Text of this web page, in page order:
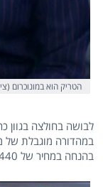
הטריק הוא במונוכרום
לבושה בחולצה בגוון
בהנחה במחיר של 440 שקלים.